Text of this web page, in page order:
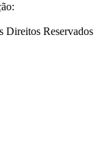
Direitos Reservados